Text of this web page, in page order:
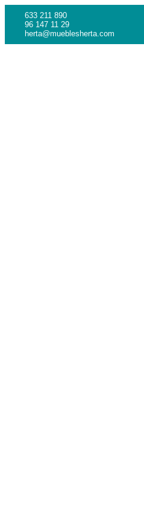
633 211 890
96 147 11 29
herta@mueblesherta.com